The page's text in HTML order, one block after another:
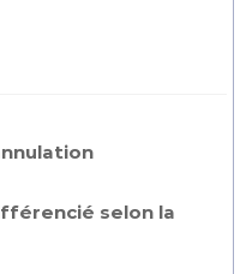
selon la